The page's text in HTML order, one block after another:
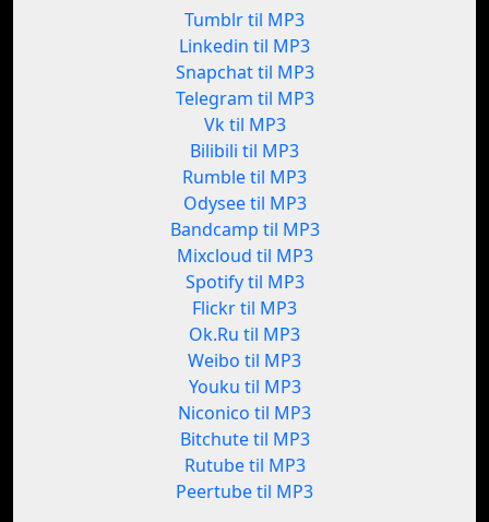
Tumblr til MP3
Linkedin til MP3
Snapchat til MP3
Telegram til MP3
Vk til MP3
Bilibili til MP3
Rumble til MP3
Odysee til MP3
Bandcamp til MP3
Mixcloud til MP3
Spotify til MP3
Flickr til MP3
Ok.Ru til MP3
Weibo til MP3
Youku til MP3
Niconico til MP3
Bitchute til MP3
Rutube til MP3
Peertube til MP3